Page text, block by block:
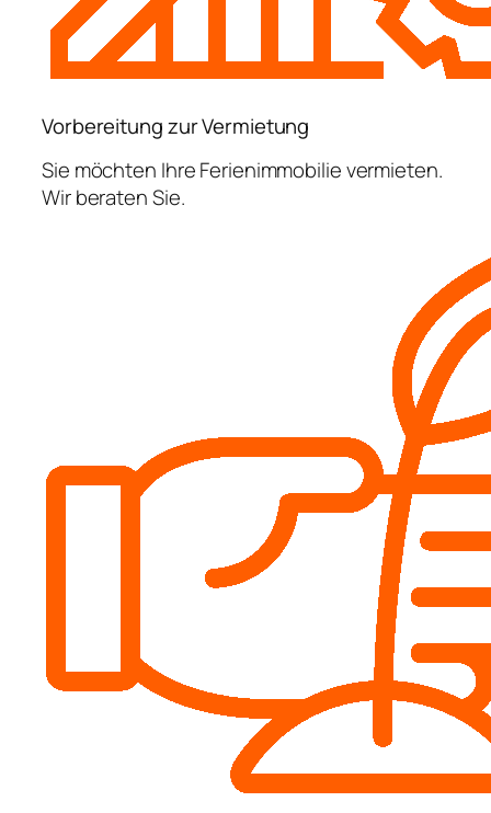
Vorbereitung zur Vermietung
Sie möchten Ihre Ferienimmobilie vermieten.
Wir beraten Sie.